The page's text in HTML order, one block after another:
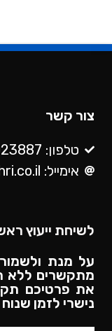
צור קשר
טלפון: 073-8023887
אימייל: office@nadavnishri.co.il
לשיחת ייעוץ
על מנת
מתקשרים ללא
את פרטיכם
נישרי לזמן